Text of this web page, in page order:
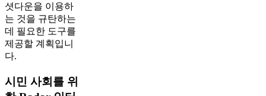
셧다운을 이용하
는 것을 규탄하는
데 필요한 도구를
제공할 계획입니
다.
시민 사회를 위